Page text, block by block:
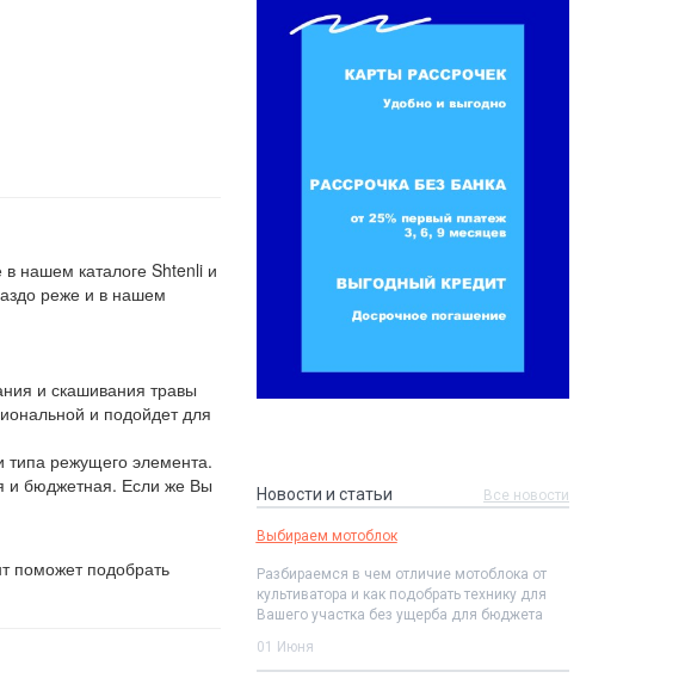
нашем каталоге Shtenli и
реже и в нашем
и скашивания травы
и подойдет для
типа режущего элемента.
и бюджетная. Если же Вы
поможет подобрать
Новости и статьи Все новости
Выбираем мотоблок
Разбираемся в чем отличие мотоблока от
культиватора и как подобрать технику для
Вашего участка без ущерба для бюджета
01 Июня